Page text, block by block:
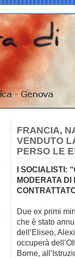
FRANCIA,
VENDUTO
PERSO LE
I SOCIALISTI:
MODERATA DI
Due ex primi
che è stato
dell’Eliseo,
occuperà
Borne,